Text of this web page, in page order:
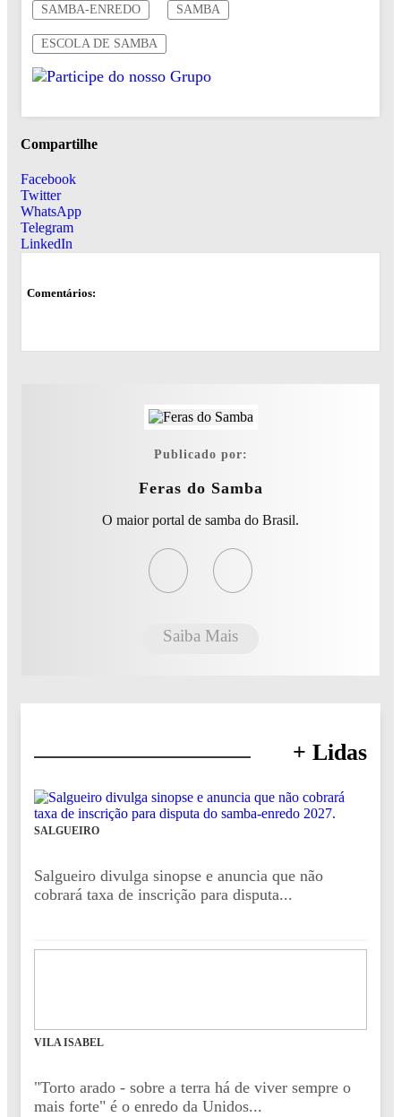
SAMBA-ENREDO SAMBA
ESCOLA DE SAMBA
Compartilhe
Facebook
Twitter
WhatsApp
Telegram
LinkedIn
Comentários:
Publicado por:
Feras do Samba
O maior portal de samba do Brasil.
Saiba Mais
+ Lidas
SALGUEIRO
Salgueiro divulga sinopse e anuncia que não
cobrará taxa de inscrição para disputa...
VILA ISABEL
"Torto arado - sobre a terra há de viver sempre o
mais forte" é o enredo da Unidos...